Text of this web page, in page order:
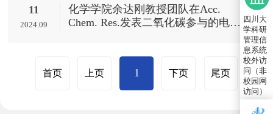
11
2024.09
化学学院余达刚教授团队在Acc.
Chem. Res.发表二氧化碳参与的电羧
首页 上页 1 下页 尾页
四川大
学科研
管理信
息系统
校外访
问（非
校园网
访问）